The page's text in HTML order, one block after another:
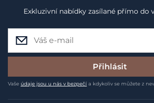
Exkluzivní nabídky zasílané přímo do
Přihlásit
Vaše údaje jsou u nás v bezpečí a kdykoliv se můžete z